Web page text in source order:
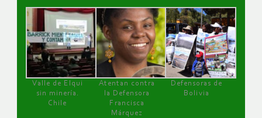
Valle de Elqui
sin minería.
Chile
Atentan contra
la Defensora
Francisca
Márquez
Defensoras de
Bolivia